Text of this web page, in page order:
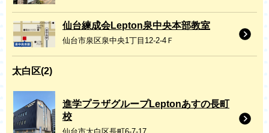
仙台練成会Lepton泉中央本部教室
仙台市泉区泉中央1丁目12-2-4Ｆ
太白区(2)
進学プラザグループLeptonあすの長町
校